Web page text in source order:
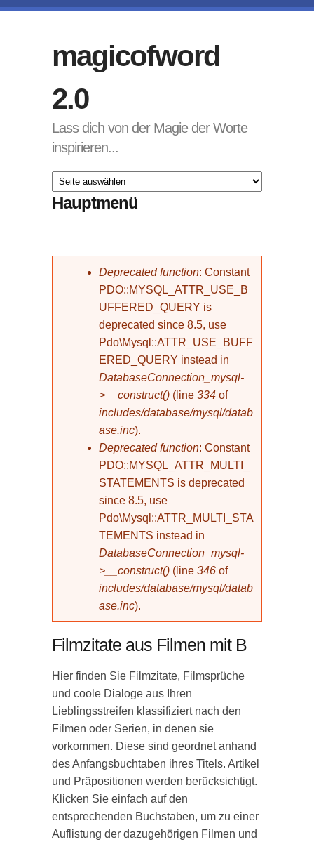
magicofword
2.0
Lass dich von der Magie der Worte
inspirieren...
Hauptmenü
Fehlermeldung
Deprecated function: Constant
PDO::MYSQL_ATTR_USE_B
UFFERED_QUERY is
deprecated since 8.5, use
Pdo\Mysql::ATTR_USE_BUFF
ERED_QUERY instead in
DatabaseConnection_mysql-
>__construct() (line 334 of
includes/database/mysql/datab
ase.inc).
Deprecated function: Constant
PDO::MYSQL_ATTR_MULTI_
STATEMENTS is deprecated
since 8.5, use
Pdo\Mysql::ATTR_MULTI_STA
TEMENTS instead in
DatabaseConnection_mysql-
>__construct() (line 346 of
includes/database/mysql/datab
ase.inc).
Filmzitate aus Filmen mit B
Hier finden Sie Filmzitate, Filmsprüche
und coole Dialoge aus Ihren
Lieblingsstreifen klassifiziert nach den
Filmen oder Serien, in denen sie
vorkommen. Diese sind geordnet anhand
des Anfangsbuchtaben ihres Titels. Artikel
und Präpositionen werden berücksichtigt.
Klicken Sie einfach auf den
entsprechenden Buchstaben, um zu einer
Auflistung der dazugehörigen Filmen und